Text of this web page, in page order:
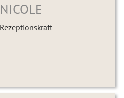
NICOLE
Rezeptionskraft